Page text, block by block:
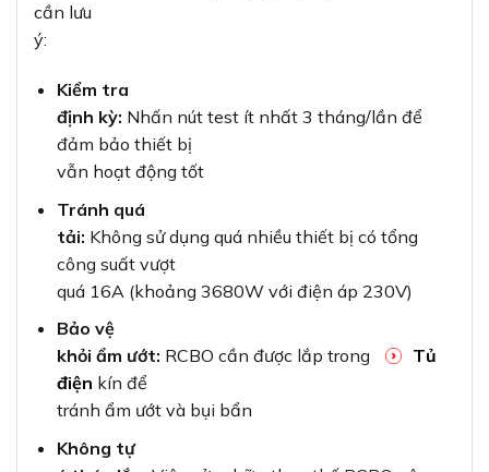
cần lưu
ý:
Kiểm tra
định kỳ: Nhấn nút test ít nhất 3 tháng/lần để
đảm bảo thiết bị
vẫn hoạt động tốt
Tránh quá
tải: Không sử dụng quá nhiều thiết bị có tổng
công suất vượt
quá 16A (khoảng 3680W với điện áp 230V)
Bảo vệ
khỏi ẩm ướt: RCBO cần được lắp trong
Tủ
điện kín để
tránh ẩm ướt và bụi bẩn
Không tự